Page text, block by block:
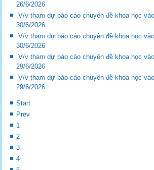
26/6/2026
V/v tham dự báo cáo chuyên đề khoa học
30/6/2026
V/v tham dự báo cáo chuyên đề khoa học
30/6/2026
V/v tham dự báo cáo chuyên đề khoa học
29/6/2026
V/v tham dự báo cáo chuyên đề khoa học
29/6/2026
Start
Prev
1
2
3
4